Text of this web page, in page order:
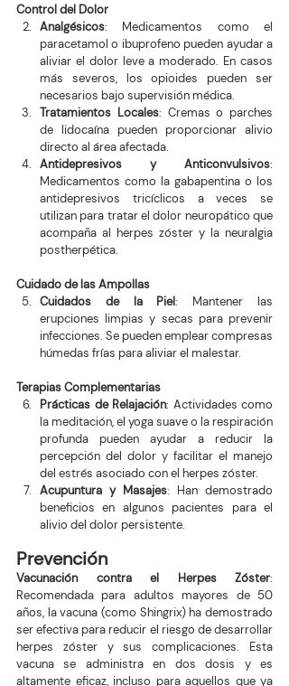
Control del Dolor
Analgésicos: Medicamentos como el
paracetamol o ibuprofeno pueden ayudar a
aliviar el dolor leve a moderado. En casos
más severos, los opioides pueden ser
necesarios bajo supervisión médica.
Tratamientos Locales: Cremas o parches
de lidocaína pueden proporcionar alivio
directo al área afectada.
Antidepresivos y Anticonvulsivos:
Medicamentos como la gabapentina o los
antidepresivos tricíclicos a veces se
utilizan para tratar el dolor neuropático que
acompaña al herpes zóster y la neuralgia
postherpética.
Cuidado de las Ampollas
Cuidados de la Piel: Mantener las
erupciones limpias y secas para prevenir
infecciones. Se pueden emplear compresas
húmedas frías para aliviar el malestar.
Terapias Complementarias
Prácticas de Relajación: Actividades como
la meditación, el yoga suave o la respiración
profunda pueden ayudar a reducir la
percepción del dolor y facilitar el manejo
del estrés asociado con el herpes zóster.
Acupuntura y Masajes: Han demostrado
beneficios en algunos pacientes para el
alivio del dolor persistente.
Prevención
Vacunación contra el Herpes Zóster:
Recomendada para adultos mayores de 50
años, la vacuna (como Shingrix) ha demostrado
ser efectiva para reducir el riesgo de desarrollar
herpes zóster y sus complicaciones. Esta
vacuna se administra en dos dosis y es
altamente eficaz, incluso para aquellos que ya